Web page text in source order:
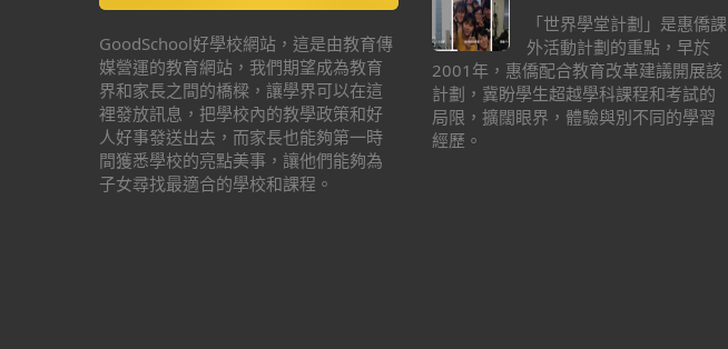
GoodSchool好學校網站，這是由教育傳
媒營運的教育網站，我們期望成為教育
界和家長之間的橋樑，讓學界可以在這
裡發放訊息，把學校內的教學政策和好
人好事發送出去，而家長也能夠第一時
間獲悉學校的亮點美事，讓他們能夠為
子女尋找最適合的學校和課程。
「世界學堂計劃」是惠僑課
外活動計劃的重點，早於
2001年，惠僑配合教育改革建議開展該
計劃，冀盼學生超越學科課程和考試的
局限，擴闊眼界，體驗與別不同的學習
經歷。